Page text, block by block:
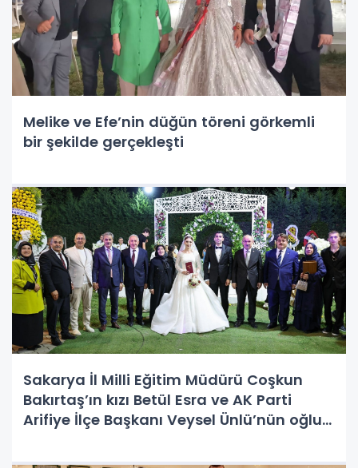
Melike ve Efe’nin düğün töreni görkemli
bir şekilde gerçekleşti
Sakarya İl Milli Eğitim Müdürü Coşkun
Bakırtaş’ın kızı Betül Esra ve AK Parti
Arifiye İlçe Başkanı Veysel Ünlü’nün oğlu